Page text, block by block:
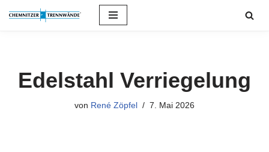
Edelstahl Verriegelung
von René Zöpfel 7. Mai 2026